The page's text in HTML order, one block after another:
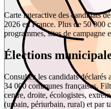
Carte interactive des candidats
2026 en France. Plus de 50 000
programmes, sites de campagne
Élections
Consultez les candidats déclarés
34 000 communes françaises.
centre, droite, écologistes,
(urbain, périurbain, rural) et par